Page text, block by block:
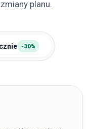
planu.
-30%